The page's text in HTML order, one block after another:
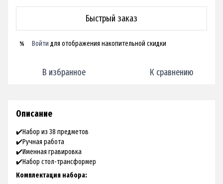
Быстрый заказ
% Войти для отображения накопительной скидки
В избранное К сравнению
Описание
✔️Набор из 38 предметов
✔️Ручная работа
✔️Именная гравировка
✔️Набор стол-трансформер
Комплектация набора: